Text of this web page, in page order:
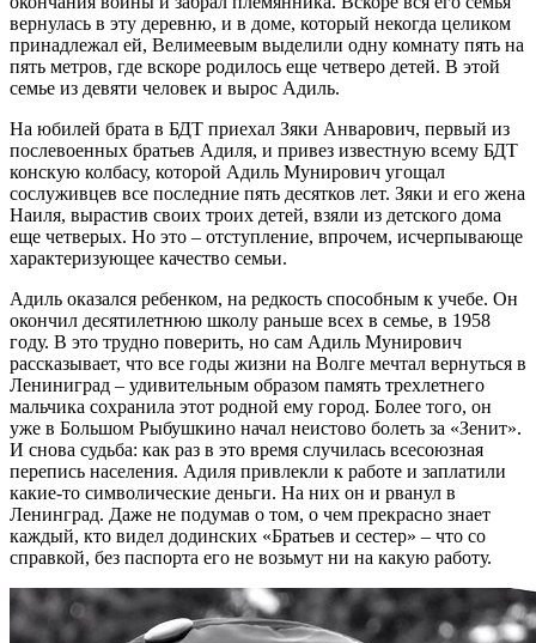
вернулась в эту деревню, и в доме, который некогда целиком
принадлежал ей, Велимеевым выделили одну комнату пять на
пять метров, где вскоре родилось еще четверо детей. В этой
семье из девяти человек и вырос Адиль.
На юбилей брата в БДТ приехал Зяки Анварович, первый из
послевоенных братьев Адиля, и привез известную всему БДТ
конскую колбасу, которой Адиль Мунирович угощал
сослуживцев все последние пять десятков лет. Зяки и его жена
Наиля, вырастив своих троих детей, взяли из детского дома
еще четверых. Но это – отступление, впрочем, исчерпывающе
характеризующее качество семьи.
Адиль оказался ребенком, на редкость способным к учебе. Он
окончил десятилетнюю школу раньше всех в семье, в 1958
году. В это трудно поверить, но сам Адиль Мунирович
рассказывает, что все годы жизни на Волге мечтал вернуться в
Лениниград – удивительным образом память трехлетнего
мальчика сохранила этот родной ему город. Более того, он
уже в Большом Рыбушкино начал неистово болеть за «Зенит».
И снова судьба: как раз в это время случилась всесоюзная
перепись населения. Адиля привлекли к работе и заплатили
какие-то символические деньги. На них он и рванул в
Ленинград. Даже не подумав о том, о чем прекрасно знает
каждый, кто видел додинских «Братьев и сестер» – что со
справкой, без паспорта его не возьмут ни на какую работу.